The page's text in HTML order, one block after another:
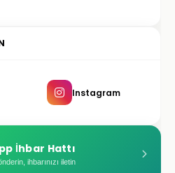
Instagram
İhbar Hattı
ihbarınızı iletin